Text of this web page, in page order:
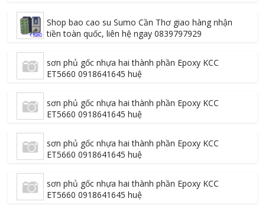
Shop bao cao su Sumo Cần Thơ giao hàng nhận
tiền toàn quốc, liên hệ ngay 0839797929
sơn phủ gốc nhựa hai thành phần Epoxy KCC
ET5660 0918641645 huệ
sơn phủ gốc nhựa hai thành phần Epoxy KCC
ET5660 0918641645 huệ
sơn phủ gốc nhựa hai thành phần Epoxy KCC
ET5660 0918641645 huệ
sơn phủ gốc nhựa hai thành phần Epoxy KCC
ET5660 0918641645 huệ